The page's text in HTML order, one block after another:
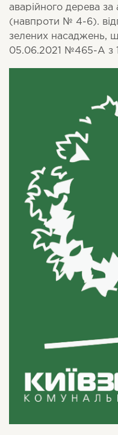
аварійного дерева
(навпроти № 4-6).
зелених насаджень,
05.06.2021 №465-А з